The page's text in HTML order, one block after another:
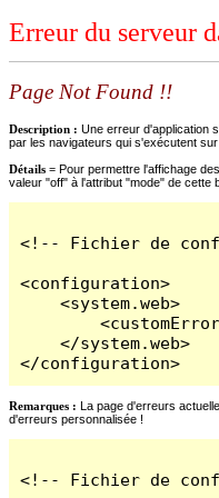
Erreur du serveur
Page Not Found !!
Description : Une erreur d'application
par les navigateurs qui s'exécutent
Détails = Pour permettre l'affichage
valeur "off" à l'attribut "mode" de cette
<!-- Fichier de
<configuration>
    <system.web>
    </system.web>
</configuration>
Remarques : La page d'erreurs
d'erreurs personnalisée !
<!-- Fichier de